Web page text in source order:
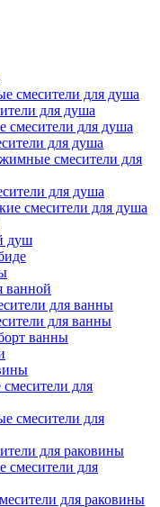
смесители для душа
для душа
для душа
для душа
смесители для
для душа
смесители для душа
душ
ванной
для ванны
для ванны
ванны
для
смесители для
для раковины
для
для раковины